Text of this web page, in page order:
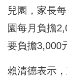
兒園，家長
園每月負擔
要負擔3,000
賴清德表示